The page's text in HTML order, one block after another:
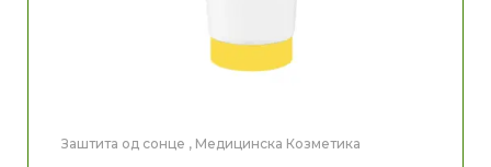
Заштита од сонце , Медицинска Козметика